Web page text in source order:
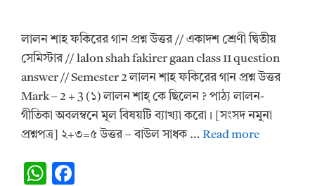
লালন শাহ ফকিরের গান প্রশ্ন উত্তর // একাদশ শ্রেণী দ্বিতীয়
সেমিস্টার // lalon shah fakirer gaan class 11 question
answer // Semester 2 লালন শাহ ফকিরের গান প্রশ্ন উত্তর
Mark – 2 + 3 (১) লালন শাহ্ কে ছিলেন ? পাঠ্য লালন-
গীতিকা অবলম্বনে মূল বিষয়টি ব্যাখ্যা করো। [সংসদ নমুনা
প্রশ্নপত্র] ২+৩=৫ উত্তর – বাউল সাধক … Read more
W